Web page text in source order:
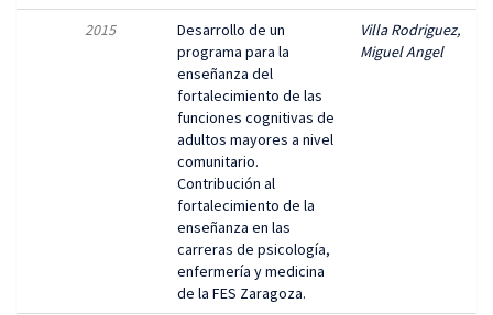
2015
Desarrollo de un
programa para la
enseñanza del
fortalecimiento de las
funciones cognitivas de
adultos mayores a nivel
comunitario.
Contribución al
fortalecimiento de la
enseñanza en las
carreras de psicología,
enfermería y medicina
de la FES Zaragoza.
Villa Rodriguez,
Miguel Angel